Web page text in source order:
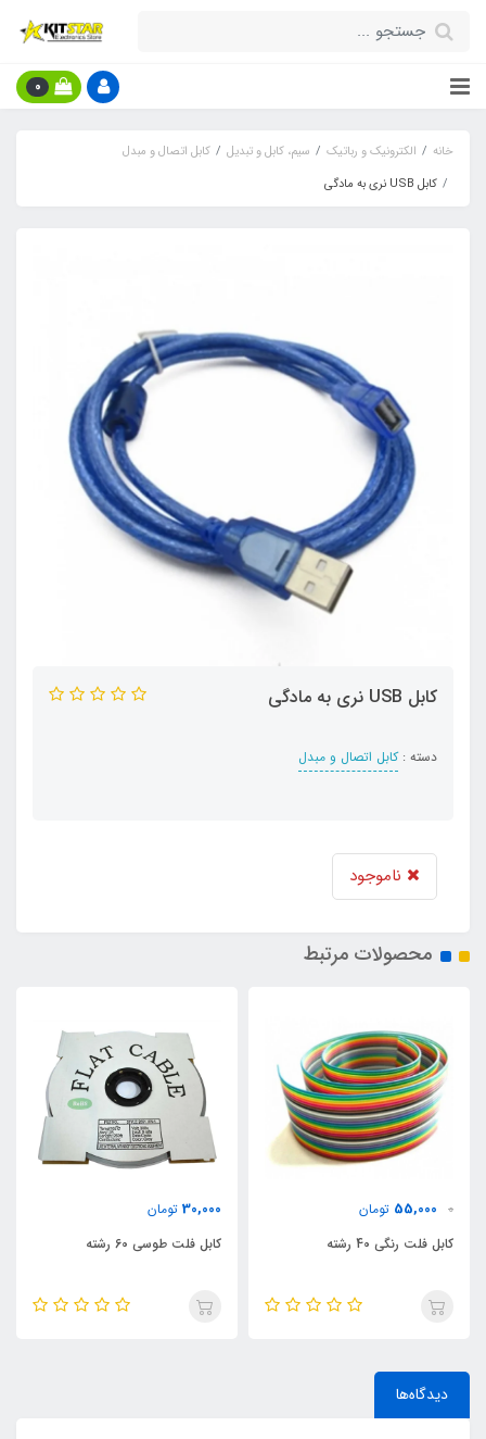
0
خانه الکترونیک و رباتیک سیم، کابل و تبدیل
کابل اتصال و مبدل
کابل USB نری به مادگی
کابل USB نری به مادگی
دسته :کابل اتصال و مبدل
ناموجود
محصولات مرتبط
0
55,000 تومان
کابل فلت رنگی 40 رشته
30,000 تومان
کابل فلت طوسی 60 رشته
دیدگاه‌ها